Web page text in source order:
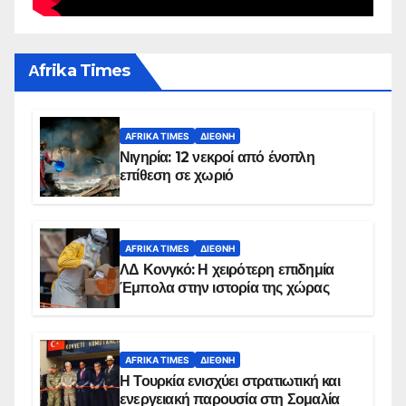
Αfrika Times
AFRIKA TIMES ΔΙΕΘΝΉ
Νιγηρία: 12 νεκροί από ένοπλη
επίθεση σε χωριό
AFRIKA TIMES ΔΙΕΘΝΉ
ΛΔ Κονγκό: Η χειρότερη επιδημία
Έμπολα στην ιστορία της χώρας
AFRIKA TIMES ΔΙΕΘΝΉ
Η Τουρκία ενισχύει στρατιωτική και
ενεργειακή παρουσία στη Σομαλία